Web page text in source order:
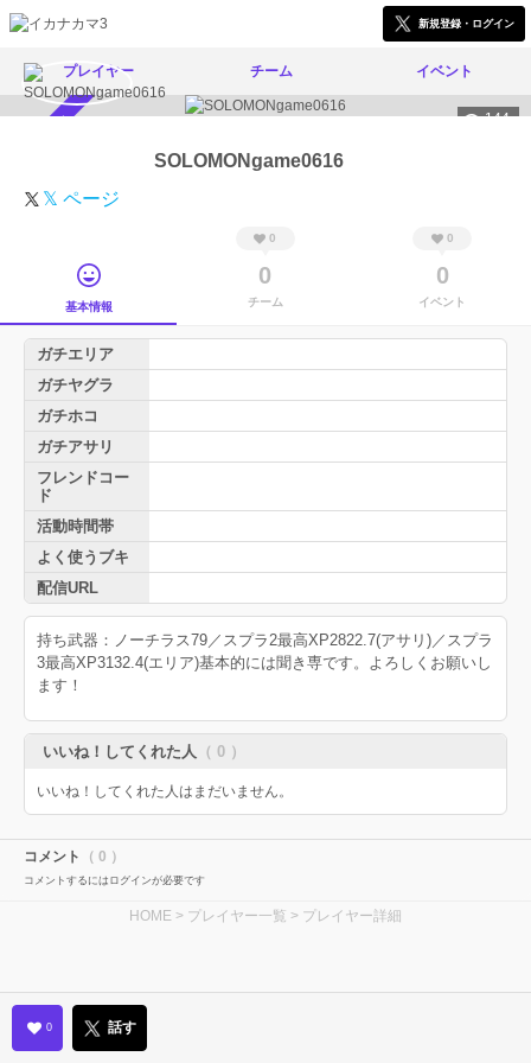
新規登録・ログイン
プレイヤー チーム イベント
144
SOLOMONgame0616
𝕏 ページ
基本情報
0
0
チーム
0
0
イベント
ガチエリア
ガチヤグラ
ガチホコ
ガチアサリ
フレンドコー
ド
活動時間帯
よく使うブキ
配信URL
持ち武器：ノーチラス79／スプラ2最高XP2822.7(アサリ)／スプラ
3最高XP3132.4(エリア)基本的には聞き専です。よろしくお願いし
ます！
いいね！してくれた人 （ 0 ）
いいね！してくれた人はまだいません。
コメント （ 0 ）
コメントするにはログインが必要です
HOME > プレイヤー一覧 > プレイヤー詳細
0 話す